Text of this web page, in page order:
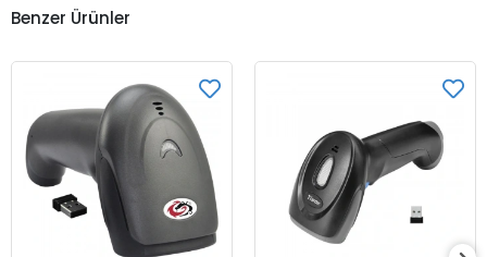
Benzer Ürünler